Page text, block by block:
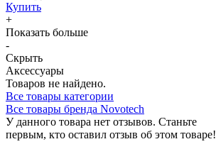
Купить
+
Показать больше
-
Скрыть
Аксессуары
Товаров не найдено.
Все товары категории
Все товары бренда Novotech
У данного товара нет отзывов. Станьте
первым, кто оставил отзыв об этом товаре!